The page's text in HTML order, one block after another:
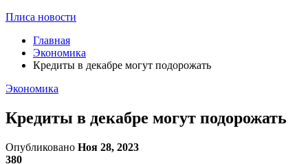
Плиса новости
Главная
Экономика
Кредиты в декабре могут подорожать
Экономика
Кредиты в декабре могут подорожать
Опубликовано Ноя 28, 2023
380